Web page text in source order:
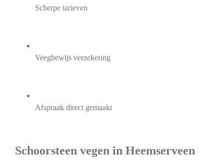
Scherpe tarieven
Veegbewijs verzekering
Afspraak direct gemaakt
Schoorsteen vegen in Heemserveen